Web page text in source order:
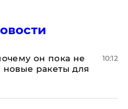
он пока не
новые ракеты для
10:12